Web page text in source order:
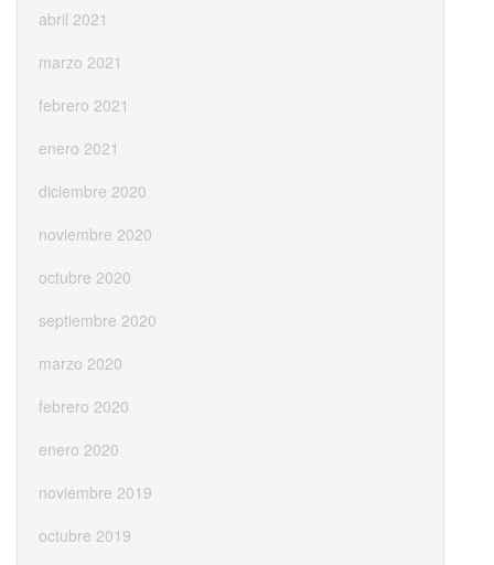
abril 2021
marzo 2021
febrero 2021
enero 2021
diciembre 2020
noviembre 2020
octubre 2020
septiembre 2020
marzo 2020
febrero 2020
enero 2020
noviembre 2019
octubre 2019